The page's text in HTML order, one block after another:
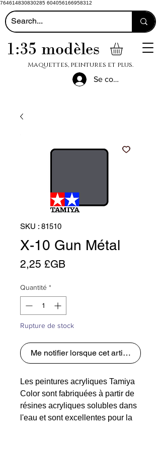
764614830830285 604056166958312
1:35 modèles
Maquettes, peintures et plus.
Se connecter
SKU : 81510
X-10 Gun Métal
2,25 £GBPrix
Quantité *
Rupture de stock
Me notifier lorsque cet article est
Les peintures acryliques Tamiya
Color sont fabriquées à partir de
résines acryliques solubles dans
l'eau et sont excellentes pour la